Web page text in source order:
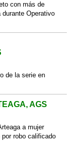
con más de
durante Operativo
de la serie en
AGS
a mujer
robo calificado